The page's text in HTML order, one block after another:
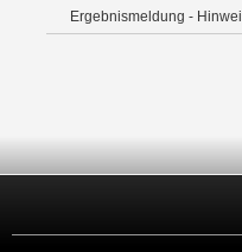
Ergebnismeldung -